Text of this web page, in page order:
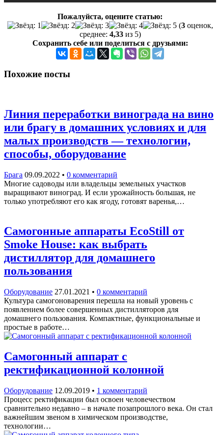
Пожалуйста, оцените статью:
(3оценок,
среднее: 4,33из 5)
Сохранить себе или поделиться с друзьями:
Похожие посты
Линия переработки винограда на вино
или брагу в домашних условиях и для
малых производств — технологии,
способы, оборудование
Брага 09.09.2022 • 0 комментарий
Многие садоводы или владельцы земельных участков
выращивают виноград. И если урожайность большая, не
только употребляют его как ягоду, готовят варенья,…
Самогонные аппараты EcoStill от
Smoke Housе: как выбрать
дистиллятор для домашнего
пользования
Оборудование 27.01.2021 • 0 комментарий
Культура самогоноварения перешла на новый уровень с
появлением более совершенных дистилляторов для
домашнего пользования. Компактные, функциональные и
простые в работе…
Самогонный аппарат с
ректификационной колонной
Оборудование 12.09.2019 • 1 комментарий
Процесс ректификации был освоен человечеством
сравнительно недавно – в начале позапрошлого века. Он стал
важнейшим звеном в химическом производстве,
технологии…